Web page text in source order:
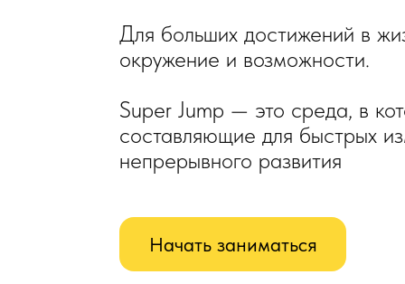
Для больших достижений в
окружение и возможности.
Super Jump — это среда, в
составляющие для быстрых
непрерывного развития
Начать заниматься